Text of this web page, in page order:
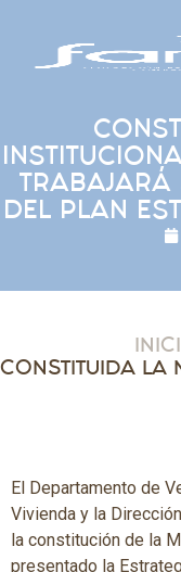
DEL PLAN
El Departamento de
Vivienda y la
la constitución de la
presentado la